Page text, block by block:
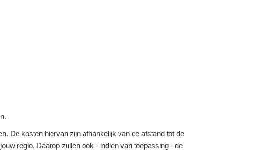
De kosten hiervan zijn afhankelijk van de afstand tot de
regio. Daarop zullen ook - indien van toepassing - de